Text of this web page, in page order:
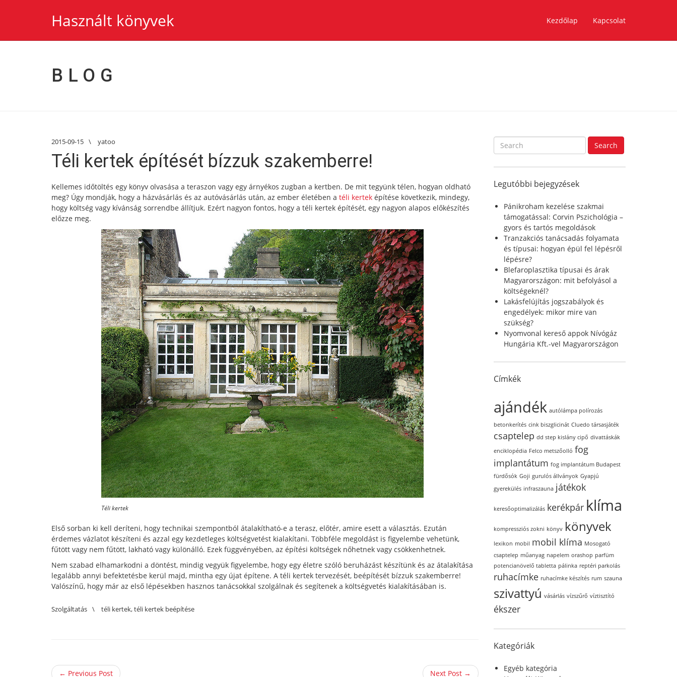
Használt könyvek Kezdőlap Kapcsolat
BLOG
2015-09-15 \ yatoo
Téli kertek építését bízzuk szakemberre!
Kellemes időtöltés egy könyv olvasása a teraszon vagy egy árnyékos zugban a kertben. De mit tegyünk télen, hogyan oldható
meg? Úgy mondják, hogy a házvásárlás és az autóvásárlás után, az ember életében a téli kertek építése következik, mindegy,
hogy költség vagy kívánság sorrendbe állítjuk. Ezért nagyon fontos, hogy a téli kertek építését, egy nagyon alapos előkészítés
előzze meg.
Téli kertek
Első sorban ki kell deríteni, hogy technikai szempontból átalakítható-e a terasz, előtér, amire esett a választás. Ezután
érdemes vázlatot készíteni és azzal egy kezdetleges költségvetést kialakítani. Többféle megoldást is figyelembe vehetünk,
fűtött vagy nem fűtött, lakható vagy különálló. Ezek függvényében, az építési költségek nőhetnek vagy csökkenhetnek.
Nem szabad elhamarkodni a döntést, mindig vegyük figyelembe, hogy egy életre szóló beruházást készítünk és az átalakítása
legalább annyi befektetésbe kerül majd, mintha egy újat építene. A téli kertek tervezését, beépítését bízzuk szakemberre!
Valószínű, hogy már az első lépésekben hasznos tanácsokkal szolgálnak és segítenek a költségvetés kialakításában is.
Szolgáltatás \ téli kertek,téli kertek beépítése
← Previous Post Next Post →
S
e
c
f
Search
Legutóbbi bejegyzések
Pánikroham kezelése szakmai
támogatással: Corvin Pszichológia –
gyors és tartós megoldások
Tranzakciós tanácsadás folyamata
és típusai: hogyan épül fel lépésről
lépésre?
Blefaroplasztika típusai és árak
Magyarországon: mit befolyásol a
költségeknél?
Lakásfelújítás jogszabályok és
engedélyek: mikor mire van
szükség?
Nyomvonal kereső appok Nívógáz
Hungária Kft.-vel Magyarországon
Címkék
ajándék autólámpa polírozás
betonkerítés cink biszglicinát Cluedo társasjáték
csaptelep dd step kislány cipő divattáskák
enciklopédia Felco metszőolló fog
implantátum fog implantátum Budapest
fürdősók Goji gurulós állványok Gyapjú
gyerekülés infraszauna játékok
keresőoptimalizálás kerékpár klíma
kompressziós zokni könyv könyvek
lexikon mobil mobil klíma Mosogató
csaptelep műanyag napelem orashop parfüm
potencianövelő tabletta pálinka reptéri parkolás
ruhacímke ruhacímke készítés rum szauna
szivattyú vásárlás vízszűrő víztisztító
ékszer
Kategóriák
Egyéb kategória